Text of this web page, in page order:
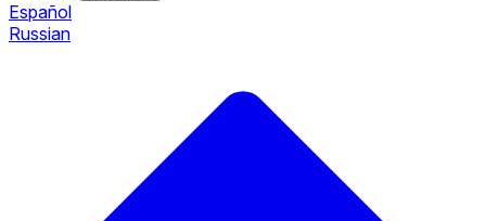
Español
Russian